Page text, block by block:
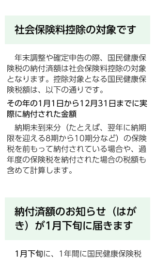
社会保険料控除の対象です
年末調整や確定申告の際、国民健康保
険税の納付済額は社会保険料控除の対象
となります。控除対象となる国民健康保
険税額は、以下の通りです。
その年の1月1日から12月31日までに実
際に納付された金額
納期未到来分（たとえば、翌年に納期
限を迎える8期から10期分など）の保険
税を前もって納付されている場合や、過
年度の保険税を納付された場合の税額も
含めて計算します。
納付済額のお知らせ（はが
き）が1月下旬に届きます
1月下旬に、1年間に国民健康保険税